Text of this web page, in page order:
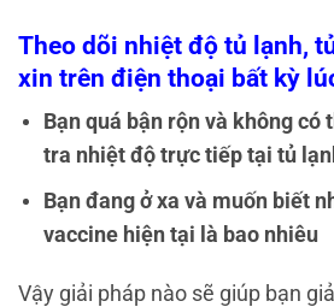
Theo dõi nhiệt độ tủ lạnh,
xin trên điện thoại bất kỳ
Bạn quá bận rộn và không có
tra nhiệt độ trực tiếp tại tủ
Bạn đang ở xa và muốn biết
vaccine hiện tại là bao nhiêu
Vậy giải pháp nào sẽ giúp bạn